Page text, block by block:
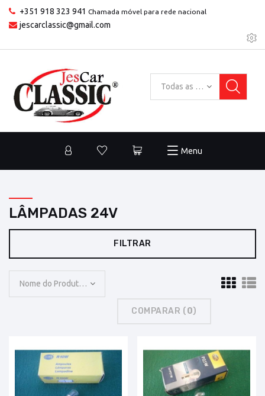
+351 918 323 941 Chamada móvel para rede nacional
jescarclassic@gmail.com
Todas as categorias
Menu
LÂMPADAS 24V
FILTRAR
Nome do Produto: A a Z
COMPARAR (0)